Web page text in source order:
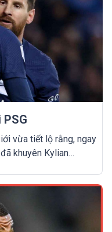
vừa tiết lộ rằng, ngay
khuyên Kylian